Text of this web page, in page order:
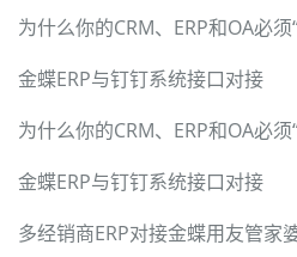
为什么你的CRM、ERP和OA必须
金蝶ERP与钉钉系统接口对接
为什么你的CRM、ERP和OA必须
金蝶ERP与钉钉系统接口对接